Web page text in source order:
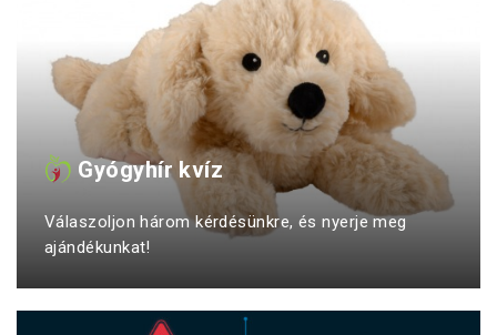
Gyógyhír kvíz
Válaszoljon három kérdésünkre, és nyerje meg
ajándékunkat!